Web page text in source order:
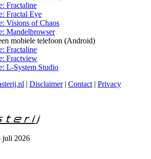
Fractaline
Fractal Eye
Visions of Chaos
Mandelbrowser
mobiele telefoon (Android)
Fractaline
Fractview
L-System Studio
| Disclaimer| Contact | Privacy
juli 2026